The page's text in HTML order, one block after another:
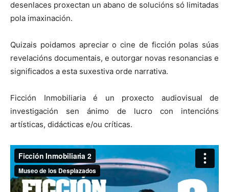
desenlaces proxectan un abano de solucións só limitadas
pola imaxinación.
Quizais poidamos apreciar o cine de ficción polas súas
revelacións documentais, e outorgar novas resonancias e
significados a esta suxestiva orde narrativa.
Ficción Inmobiliaria é un proxecto audiovisual de
investigación sen ánimo de lucro con intencións
artísticas, didácticas e/ou críticas.